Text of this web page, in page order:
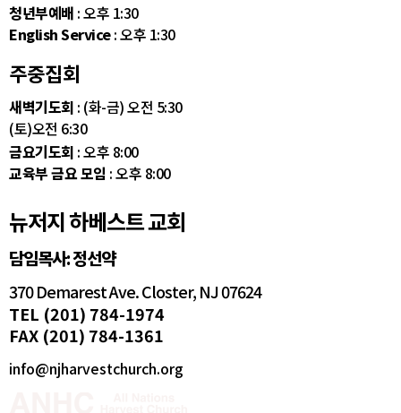
청년부예배 : 오후 1:30
English Service: 오후 1:30
주중집회
새벽기도회 : (화-금) 오전 5:30
(토)오전 6:30
금요기도회 : 오후 8:00
교육부 금요 모임 : 오후 8:00
뉴저지 하베스트 교회
담임목사: 정선약
370 Demarest Ave. Closter, NJ 07624
TEL (201) 784-1974
FAX (201) 784-1361
info@njharvestchurch.org